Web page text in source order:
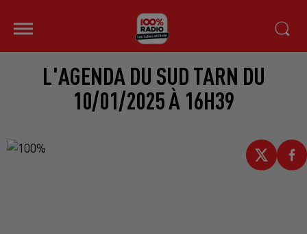
L'AGENDA DU SUD TARN DU
10/01/2025 À 16H39